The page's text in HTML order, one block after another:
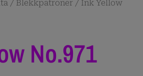
/ Blekkpatroner / Ink Yellow
No.971